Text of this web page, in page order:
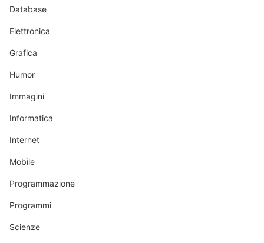
Database
Elettronica
Grafica
Humor
Immagini
Informatica
Internet
Mobile
Programmazione
Programmi
Scienze